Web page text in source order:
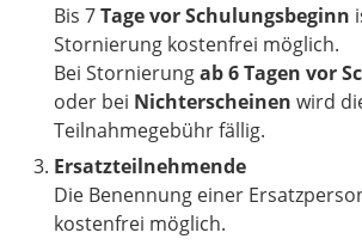
Bis 7Tage vor Schulungsbeginn
Stornierung kostenfrei möglich.
​​​​​​​Bei Stornierungab 6 Tagen vor
oder bei Nichterscheinen wird
Teilnahmegebühr fällig.
Ersatzteilnehmende
Die Benennung einer
kostenfrei möglich.